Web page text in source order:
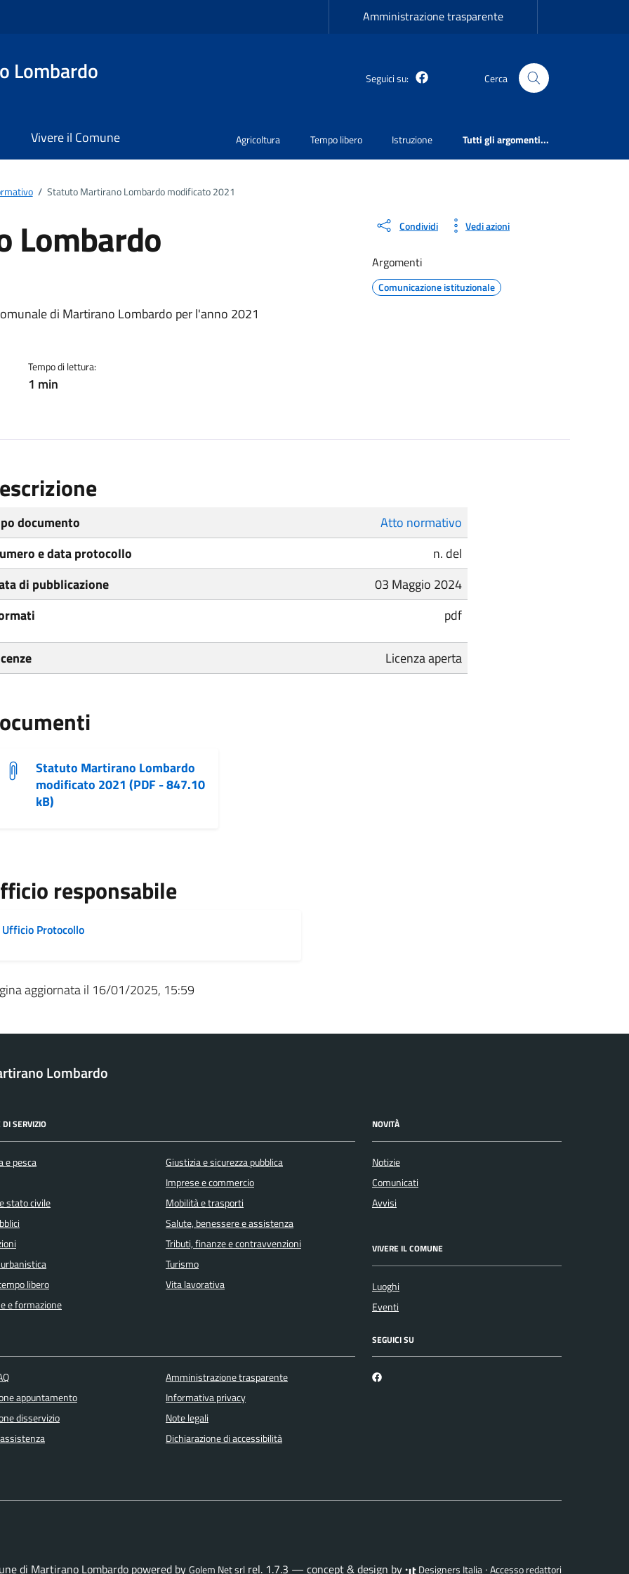
Amministrazione trasparente
Lombardo Seguici su: Martirano Lombardo Facebook
Cerca
Vivere il Comune Agricoltura Tempo libero Istruzione Tutti gli argomenti...
/ Statuto Martirano Lombardo modificato 2021
Lombardo
di Martirano Lombardo per l'anno 2021
Tempo di lettura:
1 min
Condividi Vedi azioni
Argomenti
Comunicazione istituzionale
documento
Atto normativo
e data protocollo
n. del
di pubblicazione
03 Maggio 2024
pdf
Licenza aperta
Statuto Martirano Lombardo
modificato 2021 (PDF - 847.10
kB)
responsabile
Ufficio Protocollo
aggiornata il 16/01/2025, 15:59
Lombardo
DI SERVIZIO
e pesca
stato civile
libero
e formazione
Giustizia e sicurezza pubblica
Imprese e commercio
Mobilità e trasporti
Salute, benessere e assistenza
Tributi, finanze e contravvenzioni
Turismo
Vita lavorativa
NOVITÀ
Notizie
Comunicati
Avvisi
VIVERE IL COMUNE
Luoghi
Eventi
appuntamento
disservizio
Amministrazione trasparente
Informativa privacy
Note legali
Dichiarazione di accessibilità
SEGUICI SU
Martirano Lombardo Facebook
di Martirano Lombardo powered byGolem Net srl rel. 1.7.3 — concept & design by Designers Italia ·Accesso redattori